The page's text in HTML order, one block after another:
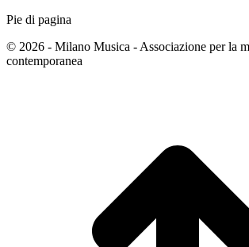
Pie di pagina
© 2026 - Milano Musica - Associazione per la
contemporanea